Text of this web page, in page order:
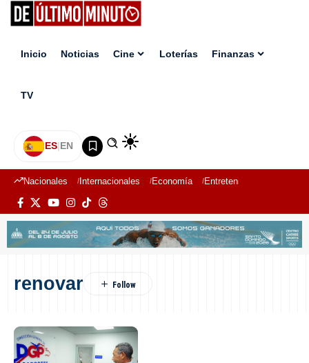
Inicio Noticias Cine Loterías Finanzas
TV
ES|EN
Nacionales Internacionales Economía Entretenimiento
renovar